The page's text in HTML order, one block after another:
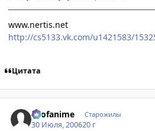
www.nertis.net
http://cs5133.vk.com/u1421583/
Цитата
allofanime Старожилы
30 Июля, 200620 г